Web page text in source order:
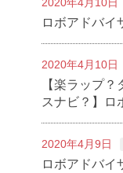
ロボアドバイ
2020年4月10日
【楽ラップ
スナビ？】ロ
2020年4月9日
ロボアドバイ